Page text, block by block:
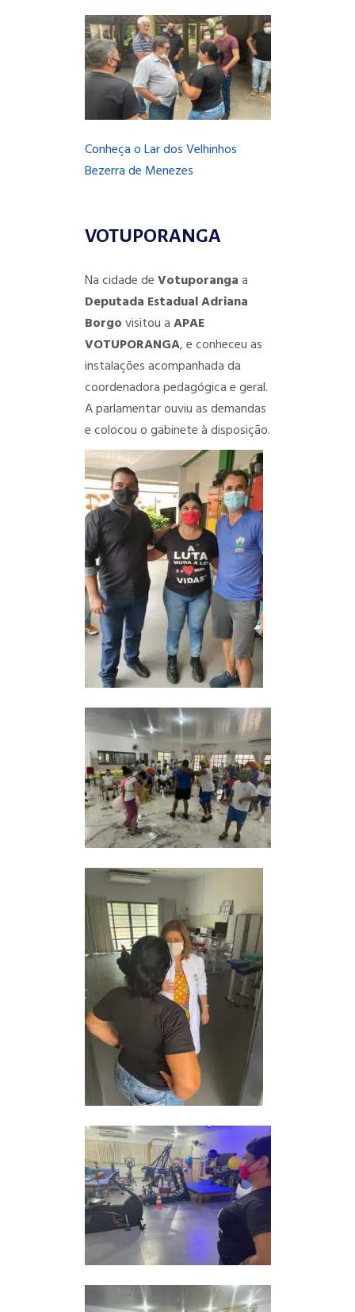
Conheça o Lar dos Velhinhos
Bezerra de Menezes
VOTUPORANGA
Na cidade deVotuporangaa
Deputada Estadual Adriana
Borgovisitou aAPAE
VOTUPORANGA, e conheceu as
instalações acompanhada da
coordenadora pedagógica e geral.
A parlamentar ouviu as demandas
e colocou o gabinete à disposição.